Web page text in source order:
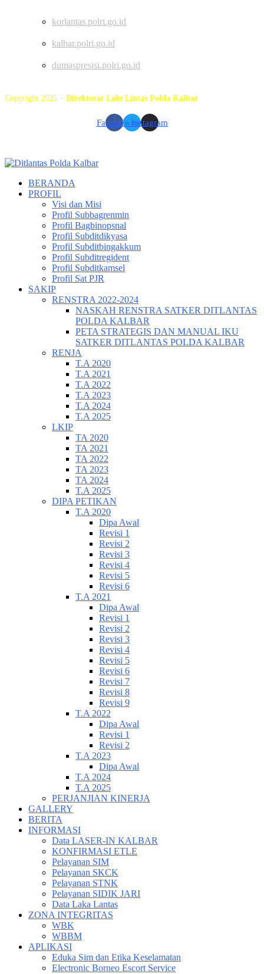
korlantas.polri.go.id
kalbar.polri.go.id
dumaspresisi.polri.go.id
Copyright 2025 – Direktorat Lalu Lintas Polda Kalbar
FacebookTwitterInstagram
BERANDA
PROFIL
Visi dan Misi
Profil Subbagrenmin
Profil Bagbinopsnal
Profil Subditdikyasa
Profil Subditbingakkum
Profil Subditregident
Profil Subditkamsel
Profil Sat PJR
SAKIP
RENSTRA 2022-2024
NASKAH RENSTRA SATKER DITLANTAS
POLDA KALBAR
PETA STRATEGIS DAN MANUAL IKU
SATKER DITLANTAS POLDA KALBAR
RENJA
T.A 2020
T.A 2021
T.A 2022
T.A 2023
T.A 2024
T.A 2025
LKIP
TA 2020
TA 2021
TA 2022
TA 2023
TA 2024
T.A 2025
DIPA PETIKAN
T.A 2020
Dipa Awal
Revisi 1
Revisi 2
Revisi 3
Revisi 4
Revisi 5
Revisi 6
T.A 2021
Dipa Awal
Revisi 1
Revisi 2
Revisi 3
Revisi 4
Revisi 5
Revisi 6
Revisi 7
Revisi 8
Revisi 9
T.A 2022
Dipa Awal
Revisi 1
Revisi 2
T.A 2023
Dipa Awal
T.A 2024
T.A 2025
PERJANJIAN KINERJA
GALLERY
BERITA
INFORMASI
Data LASER-IN KALBAR
KONFIRMASI ETLE
Pelayanan SIM
Pelayanan SKCK
Pelayanan STNK
Pelayanan SIDIK JARI
Data Laka Lantas
ZONA INTEGRITAS
WBK
WBBM
APLIKASI
Eduka Sim dan Etika Keselamatan
Electronic Borneo Escort Service